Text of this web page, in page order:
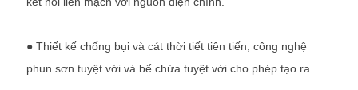
● Thiết kế chống bụi và cát thời tiết tiên tiến, công nghệ
phun sơn tuyệt vời và bể chứa tuyệt vời cho phép tạo ra